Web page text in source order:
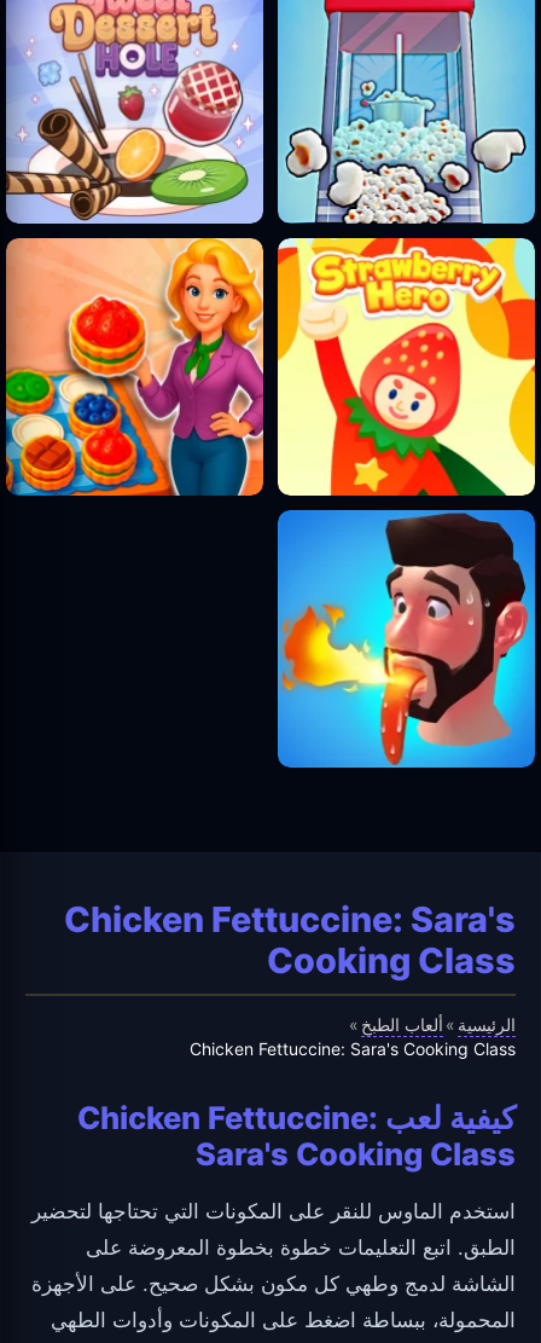
Chicken Fettuccine: Sara's
Cooking Class
الرئيسية » ألعاب الطبخ »
Chicken Fettuccine: Sara's Cooking Class
كيفية لعب Chicken Fettuccine:
Sara's Cooking Class
استخدم الماوس للنقر على المكونات التي تحتاجها لتحضير
الطبق. اتبع التعليمات خطوة بخطوة المعروضة على
الشاشة لدمج وطهي كل مكون بشكل صحيح. على الأجهزة
المحمولة، ببساطة اضغط على المكونات وأدوات الطهي